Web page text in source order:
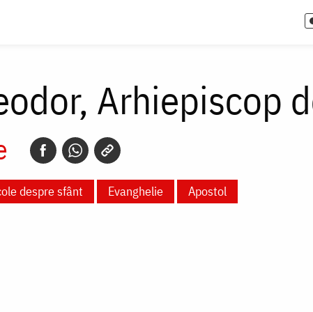
Arhiepiscop
despre sfânt Evanghelie Apostol